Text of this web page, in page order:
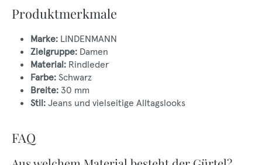
Produktmerkmale
Marke: LINDENMANN
Zielgruppe: Damen
Material: Rindleder
Farbe: Schwarz
Breite: 30 mm
Stil: Jeans und vielseitige Alltagslooks
FAQ